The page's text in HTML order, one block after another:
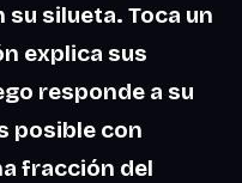
silueta. Toca un
explica sus
responde a su
posible con
fracción del